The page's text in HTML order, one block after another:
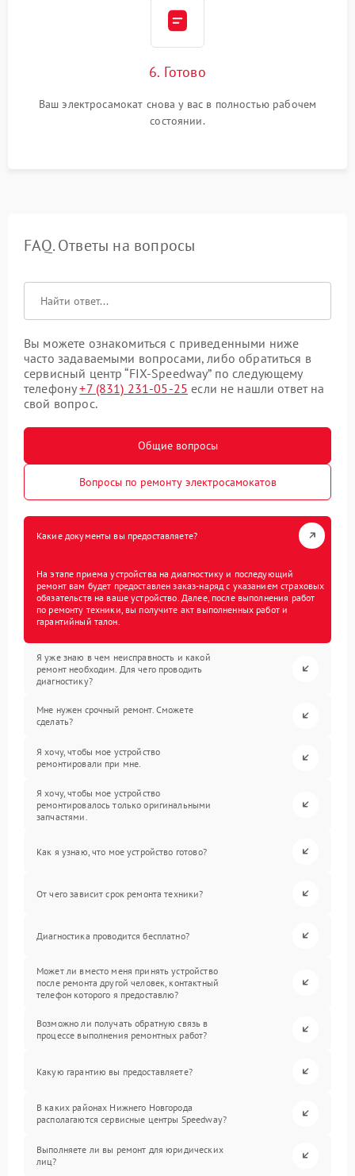
6. Готово
Ваш электросамокат снова у вас в полностью рабочем
состоянии.
FAQ. Ответы на вопросы
Вы можете ознакомиться с приведенными ниже
часто задаваемыми вопросами, либо обратиться в
сервисный центр “FIX-Speedway” по следующему
телефону+7 (831) 231-05-25 если не нашли ответ на
свой вопрос.
Общие вопросы
Вопросы по ремонту электросамокатов
Какие документы вы предоставляете?
На этапе приема устройства на диагностику и последующий
ремонт вам будет предоставлен заказ-наряд с указанием страховых
обязательств на ваше устройство. Далее, после выполнения работ
по ремонту техники, вы получите акт выполненных работ и
гарантийный талон.
Я уже знаю в чем неисправность и какой
ремонт необходим. Для чего проводить
диагностику?
Мне нужен срочный ремонт. Сможете
сделать?
Я хочу, чтобы мое устройство
ремонтировали при мне.
Я хочу, чтобы мое устройство
ремонтировалось только оригинальными
запчастями.
Как я узнаю, что мое устройство готово?
От чего зависит срок ремонта техники?
Диагностика проводится бесплатно?
Может ли вместо меня принять устройство
после ремонта другой человек, контактный
телефон которого я предоставлю?
Возможно ли получать обратную связь в
процессе выполнения ремонтных работ?
Какую гарантию вы предоставляете?
В каких районах Нижнего Новгорода
располагаются сервисные центры Speedway?
Выполняете ли вы ремонт для юридических
лиц?